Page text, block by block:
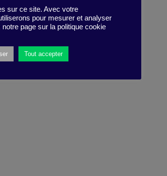
sur ce site. Avec votre
pour mesurer et analyser
page sur la politique cookie
Tout accepter